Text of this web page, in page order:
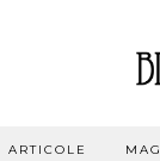
ARTICOLE